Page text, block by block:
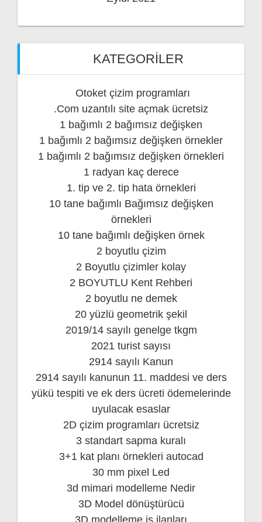
KATEGORILER
Otoket çizim programları
.Com uzantılı site açmak ücretsiz
1 bağımlı 2 bağımsız değişken
1 bağımlı 2 bağımsız değişken örnekler
1 bağımlı 2 bağımsız değişken örnekleri
1 radyan kaç derece
1. tip ve 2. tip hata örnekleri
10 tane bağımlı Bağımsız değişken
örnekleri
10 tane bağımlı değişken örnek
2 boyutlu çizim
2 Boyutlu çizimler kolay
2 BOYUTLU Kent Rehberi
2 boyutlu ne demek
20 yüzlü geometrik şekil
2019/14 sayılı genelge tkgm
2021 turist sayısı
2914 sayılı Kanun
2914 sayılı kanunun 11. maddesi ve ders
yükü tespiti ve ek ders ücreti ödemelerinde
uyulacak esaslar
2D çizim programları ücretsiz
3 standart sapma kuralı
3+1 kat planı örnekleri autocad
30 mm pixel Led
3d mimari modelleme Nedir
3D Model dönüştürücü
3D modelleme is ilanları